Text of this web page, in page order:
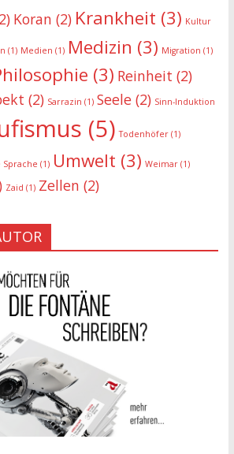
Koran (2) Krankheit (3) Kultur
(1) Medien (1) Medizin (3) Migration (1)
(3) Reinheit (2)
(2) Sarrazin (1) Seele(2) Sinn-Induktion
(5) Todenhöfer(1)
(1) Umwelt (3) Weimar(1)
Zaid (1) Zellen (2)